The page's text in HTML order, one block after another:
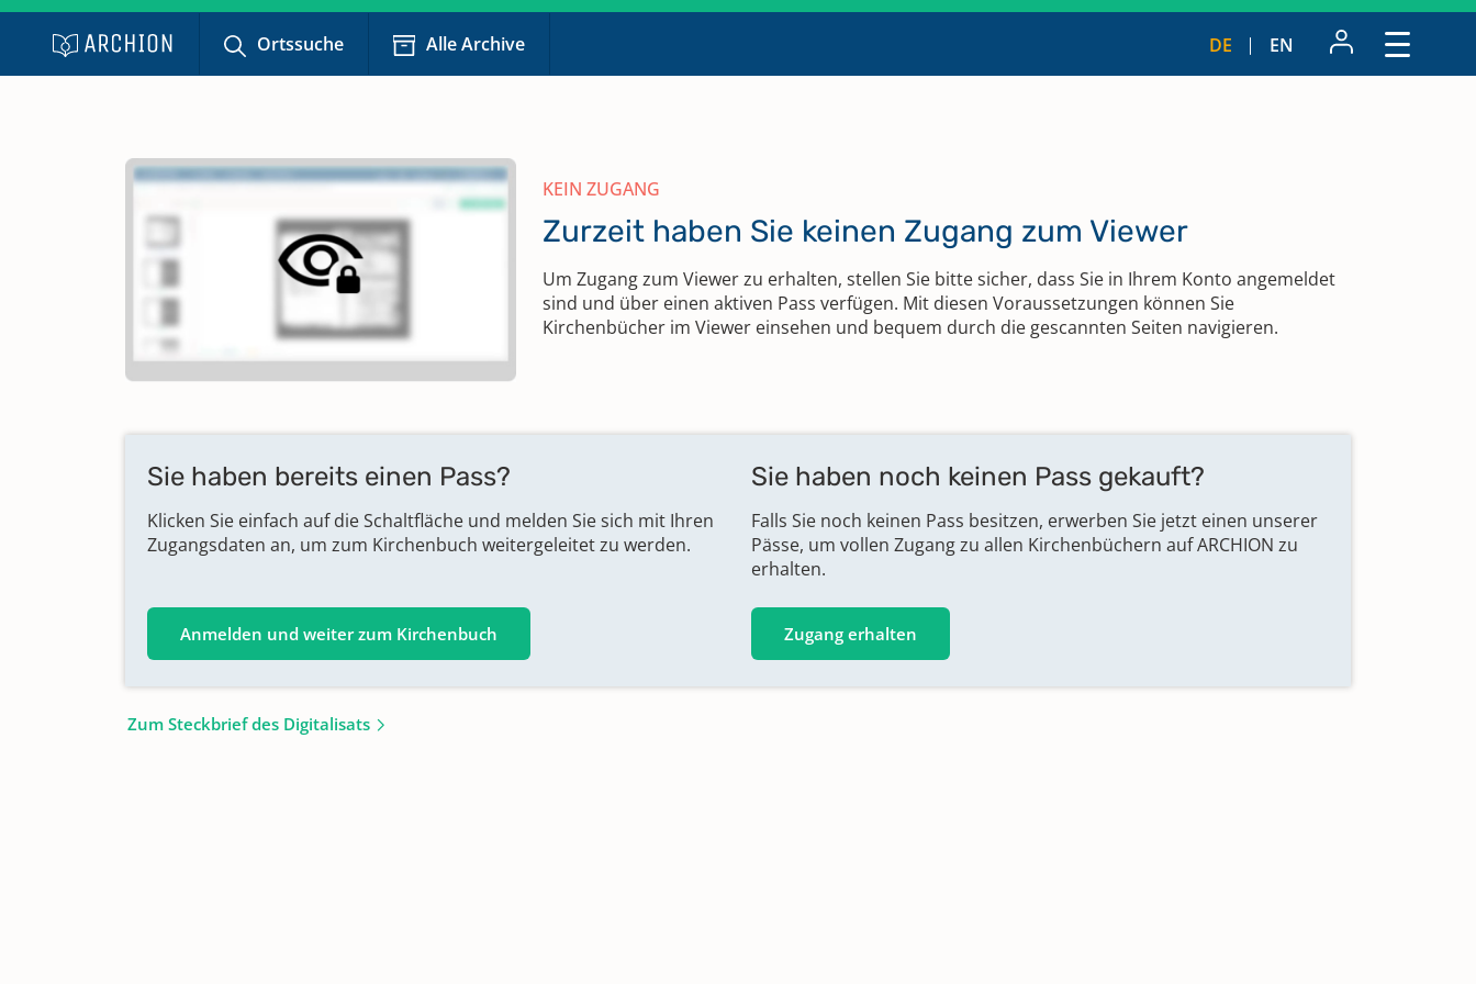
Ortssuche Alle Archive DE EN
KEIN ZUGANG
Zurzeit haben Sie keinen Zugang zum Viewer
Um Zugang zum Viewer zu erhalten, stellen Sie bitte sicher, dass Sie in Ihrem Konto angemeldet
sind und über einen aktiven Pass verfügen. Mit diesen Voraussetzungen können Sie
Kirchenbücher im Viewer einsehen und bequem durch die gescannten Seiten navigieren.
Sie haben bereits einen Pass?
Klicken Sie einfach auf die Schaltfläche und melden Sie sich mit Ihren
Zugangsdaten an, um zum Kirchenbuch weitergeleitet zu werden.
Anmelden und weiter zum Kirchenbuch
Sie haben noch keinen Pass gekauft?
Falls Sie noch keinen Pass besitzen, erwerben Sie jetzt einen unserer
Pässe, um vollen Zugang zu allen Kirchenbüchern auf ARCHION zu
erhalten.
Zugang erhalten
Zum Steckbrief des Digitalisats